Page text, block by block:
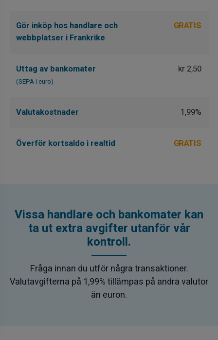
Gör inköp hos handlare och
webbplatser i Frankrike
GRATIS
Uttag av bankomater
(SEPA i euro)
kr 2,50
Valutakostnader 1,99%
Överför kortsaldo i realtid GRATIS
Vissa handlare och bankomater kan
ta ut extra avgifter utanför vår
kontroll.
Fråga innan du utför några transaktioner.
Valutavgifterna på 1,99% tillämpas på andra valutor
än euron.